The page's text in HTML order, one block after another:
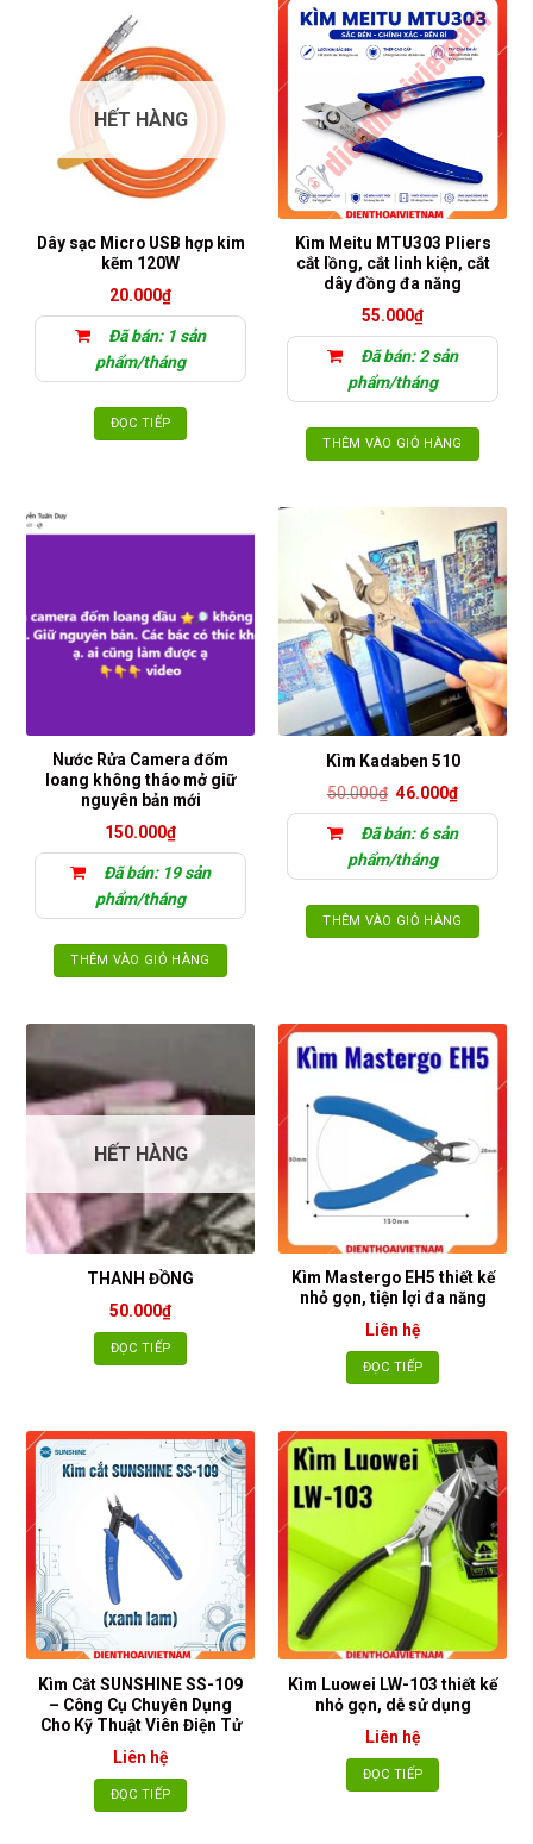
HẾT HÀNG
Dây sạc Micro USB hợp kim
kẽm 120W
20.000₫
Đã bán: 1 sản
phẩm/tháng
ĐỌC TIẾP
Kìm Meitu MTU303 Pliers
cắt lồng, cắt linh kiện, cắt
dây đồng đa năng
55.000₫
Đã bán: 2 sản
phẩm/tháng
THÊM VÀO GIỎ HÀNG
Nước Rửa Camera đốm
loang không tháo mở giữ
nguyên bản mới
150.000₫
Đã bán: 19 sản
phẩm/tháng
THÊM VÀO GIỎ HÀNG
Kìm Kadaben 510
50.000₫ Giá
là:
50.000₫.
46.000₫Giá
là:
Đã bán: 6 sản
phẩm/tháng
THÊM VÀO GIỎ HÀNG
HẾT HÀNG
THANH ĐỒNG
50.000₫
ĐỌC TIẾP
Kìm Mastergo EH5 thiết kế
nhỏ gọn, tiện lợi đa năng
Liên hệ
ĐỌC TIẾP
Kìm Cắt SUNSHINE SS-109
– Công Cụ Chuyên Dụng
Cho Kỹ Thuật Viên Điện Tử
Liên hệ
ĐỌC TIẾP
Kìm Luowei LW-103 thiết kế
nhỏ gọn, dễ sử dụng
Liên hệ
ĐỌC TIẾP